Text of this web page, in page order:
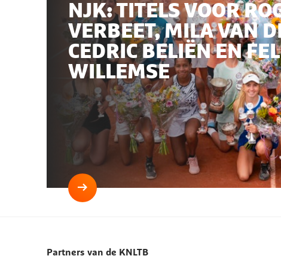
NJK: TITELS VOOR
VERBEET, MILA VAN
CEDRIC BELIËN EN
WILLEMSE
Lees
voor
Partners van de KNLTB